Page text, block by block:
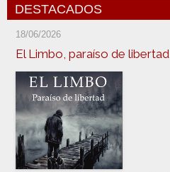
DESTACADOS
18/06/2026
El Limbo, paraíso de libertad